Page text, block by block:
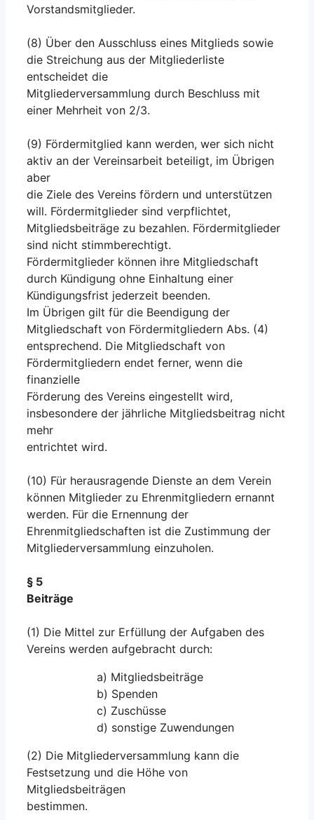
Vorstandsmitglieder.
(8) Über den Ausschluss eines Mitglieds sowie
die Streichung aus der Mitgliederliste
entscheidet die
Mitgliederversammlung durch Beschluss mit
einer Mehrheit von 2/3.
(9) Fördermitglied kann werden, wer sich nicht
aktiv an der Vereinsarbeit beteiligt, im Übrigen
aber
die Ziele des Vereins fördern und unterstützen
will. Fördermitglieder sind verpflichtet,
Mitgliedsbeiträge zu bezahlen. Fördermitglieder
sind nicht stimmberechtigt.
Fördermitglieder können ihre Mitgliedschaft
durch Kündigung ohne Einhaltung einer
Kündigungsfrist jederzeit beenden.
Im Übrigen gilt für die Beendigung der
Mitgliedschaft von Fördermitgliedern Abs. (4)
entsprechend. Die Mitgliedschaft von
Fördermitgliedern endet ferner, wenn die
finanzielle
Förderung des Vereins eingestellt wird,
insbesondere der jährliche Mitgliedsbeitrag nicht
mehr
entrichtet wird.
(10) Für herausragende Dienste an dem Verein
können Mitglieder zu Ehrenmitgliedern ernannt
werden. Für die Ernennung der
Ehrenmitgliedschaften ist die Zustimmung der
Mitgliederversammlung einzuholen.
§ 5
Beiträge
(1) Die Mittel zur Erfüllung der Aufgaben des
Vereins werden aufgebracht durch:
a) Mitgliedsbeiträge
b) Spenden
c) Zuschüsse
d) sonstige Zuwendungen
(2) Die Mitgliederversammlung kann die
Festsetzung und die Höhe von
Mitgliedsbeiträgen
bestimmen.